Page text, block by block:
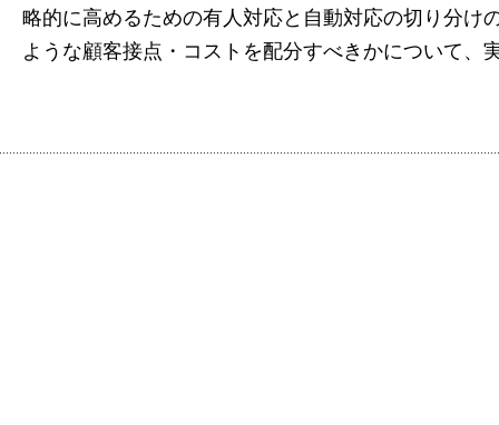
略的に高めるための有人対応と自動対応の切り分け
ような顧客接点・コストを配分すべきかについて、